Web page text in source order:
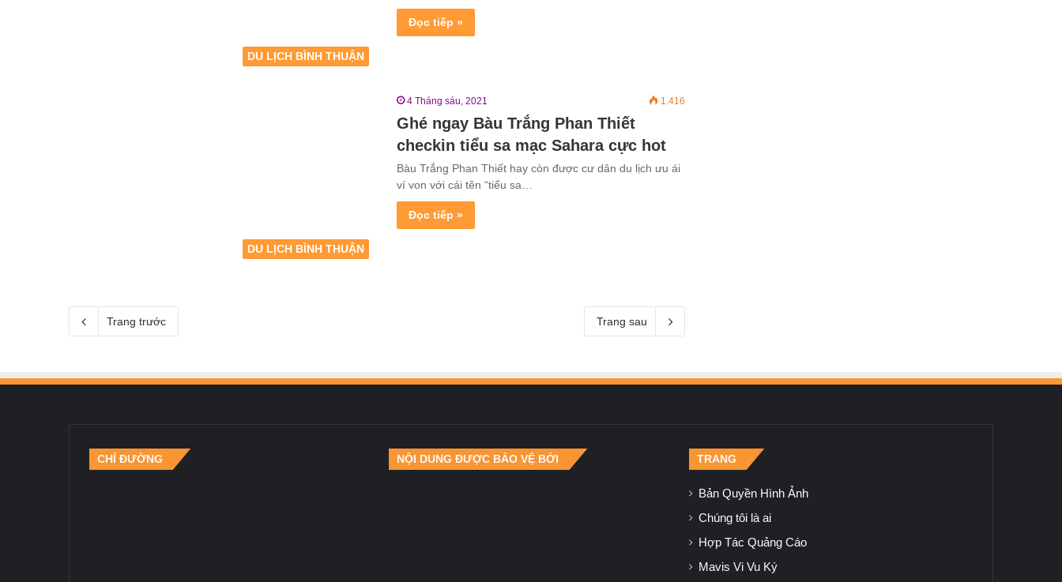
DU LỊCH BÌNH THUẬN
Đọc tiếp »
DU LỊCH BÌNH THUẬN
4 Tháng sáu, 2021 1.416
Ghé ngay Bàu Trắng Phan Thiết
checkin tiểu sa mạc Sahara cực hot
Bàu Trắng Phan Thiết hay còn được cư dân du lịch ưu ái
ví von với cái tên “tiểu sa…
Đọc tiếp »
Trang trước Trang sau
CHỈ ĐƯỜNG NỘI DUNG ĐƯỢC BẢO VỆ BỞI TRANG
Bản Quyền Hình Ảnh
Chúng tôi là ai
Hợp Tác Quảng Cáo
Mavis Vi Vu Ký